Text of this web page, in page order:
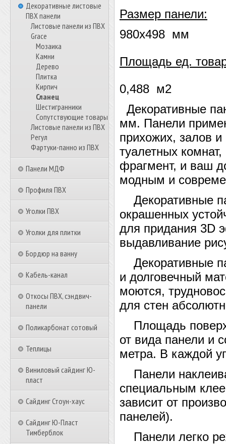
Декоративные листовые
ПВХ панели
Листовые панели из ПВХ
Grace
Мозаика
Камни
Дерево
Плитка
Кирпич
Сланец
Шестигранники
Сопутствующие товары
Листовые панели из ПВХ
Регул
Фартуки-панно из ПВХ
Панели МДФ
Профиля ПВХ
Уголки ПВХ
Уголки для плитки
Бордюр на ванну
Кабель-канал
Откосы ПВХ, сэндвич-
панели
Поликарбонат сотовый
Теплицы
Виниловый сайдинг Ю-
пласт
Сайдинг Стоун-хаус
Сайдинг Ю-Пласт
Тимберблок
Размер панели:
980х498 мм
Площадь ед.
0,488 м2
Декоративные
мм. Панели
прихожих, залов
туалетных
фрагмент, и ваш
модным и
Декоративные
окрашенных
для придания 3D
выдавливание
Декоративные
и долговечный
моются,
для стен
Площадь
от вида панели и
метра. В каждой
Панели
специальным
зависит от
панелей).
Панели легко